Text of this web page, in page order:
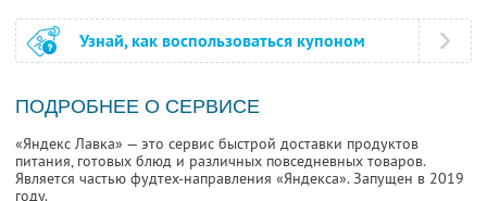
Узнай, как воспользоваться купоном
ПОДРОБНЕЕ О СЕРВИСЕ
«Яндекс Лавка» — это сервис быстрой доставки продуктов
питания, готовых блюд и различных повседневных товаров.
Является частью фудтех-направления «Яндекса». Запущен в 2019
году.